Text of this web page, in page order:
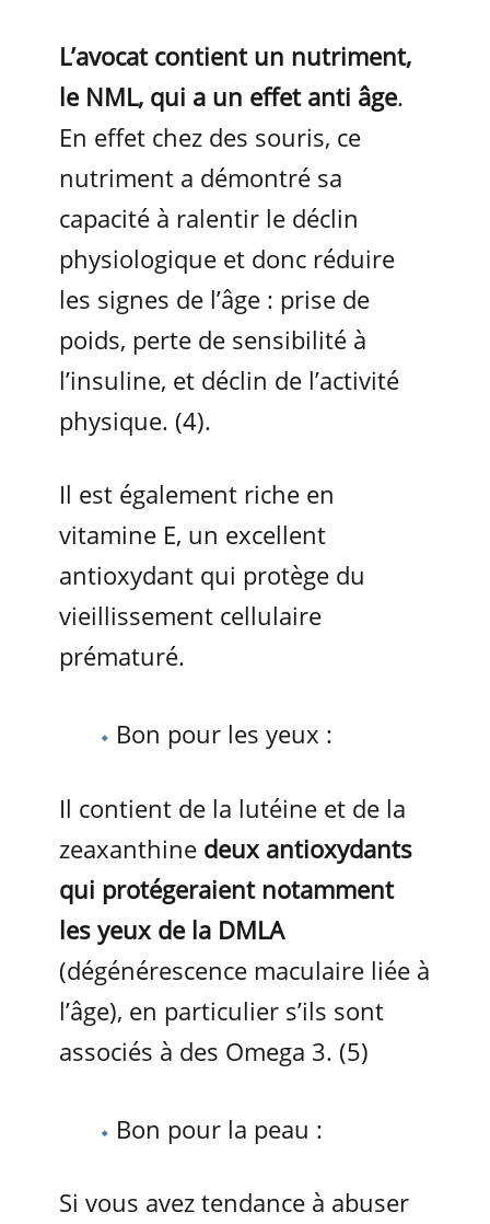
L’avocat contient un nutriment,
le NML, qui a un effet anti âge.
En effet chez des souris, ce
nutriment a démontré sa
capacité à ralentir le déclin
physiologique et donc réduire
les signes de l’âge : prise de
poids, perte de sensibilité à
l’insuline, et déclin de l’activité
physique. (4).
Il est également riche en
vitamine E, un excellent
antioxydant qui protège du
vieillissement cellulaire
prématuré.
Bon pour les yeux :
Il contient de la lutéine et de la
zeaxanthine deux antioxydants
qui protégeraient notamment
les yeux de la DMLA
(dégénérescence maculaire liée à
l’âge), en particulier s’ils sont
associés à des Omega 3. (5)
Bon pour la peau :
Si vous avez tendance à abuser